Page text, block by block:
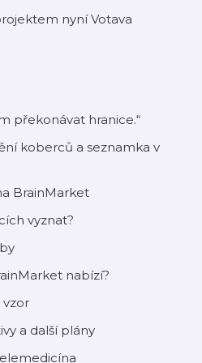
nyní Votava
překonávat hranice.“
koberců a seznamka v
BrainMarket
vyznat?
nabízí?
vzor
a další plány